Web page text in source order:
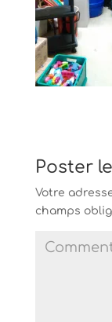
Poster
Votre
champs